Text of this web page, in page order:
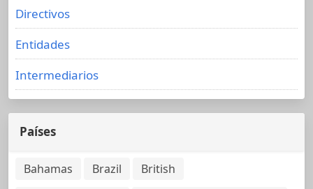
Directivos
Entidades
Intermediarios
Países
Bahamas Brazil
British